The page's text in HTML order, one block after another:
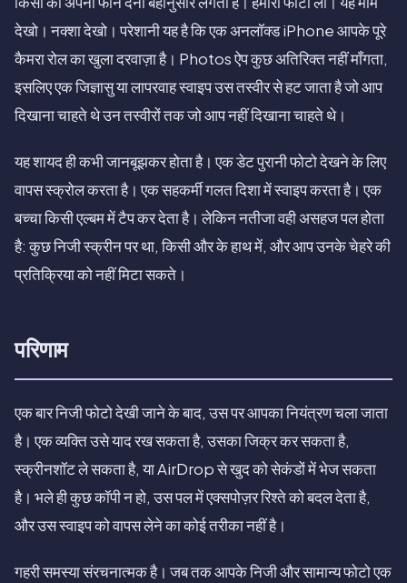
देखो। नक्शा देखो। परेशानी यह है कि एक अनलॉक्ड iPhone आपके पूरे
कैमरा रोल का खुला दरवाज़ा है। Photos ऐप कुछ अतिरिक्त नहीं माँगता,
इसलिए एक जिज्ञासु या लापरवाह स्वाइप उस तस्वीर से हट जाता है जो आप
दिखाना चाहते थे उन तस्वीरों तक जो आप नहीं दिखाना चाहते थे।
यह शायद ही कभी जानबूझकर होता है। एक डेट पुरानी फोटो देखने के लिए
वापस स्क्रोल करता है। एक सहकर्मी गलत दिशा में स्वाइप करता है। एक
बच्चा किसी एल्बम में टैप कर देता है। लेकिन नतीजा वही असहज पल होता
है: कुछ निजी स्क्रीन पर था, किसी और के हाथ में, और आप उनके चेहरे की
प्रतिक्रिया को नहीं मिटा सकते।
परिणाम
एक बार निजी फोटो देखी जाने के बाद, उस पर आपका नियंत्रण चला जाता
है। एक व्यक्ति उसे याद रख सकता है, उसका जिक्र कर सकता है,
स्क्रीनशॉट ले सकता है, या AirDrop से खुद को सेकंडों में भेज सकता
है। भले ही कुछ कॉपी न हो, उस पल में एक्सपोज़र रिश्ते को बदल देता है,
और उस स्वाइप को वापस लेने का कोई तरीका नहीं है।
गहरी समस्या संरचनात्मक है। जब तक आपके निजी और सामान्य फोटो एक